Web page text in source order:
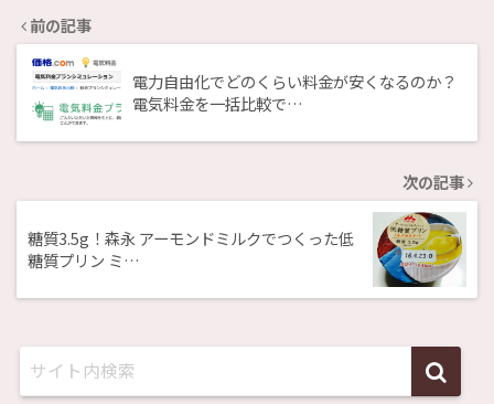
前の記事
電力自由化でどのくらい料金が安くなるのか？
電気料金を一括比較で…
次の記事
糖質3.5g！森永 アーモンドミルクでつくった低
糖質プリン ミ…